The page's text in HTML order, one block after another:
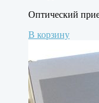
Оптический
В корзину